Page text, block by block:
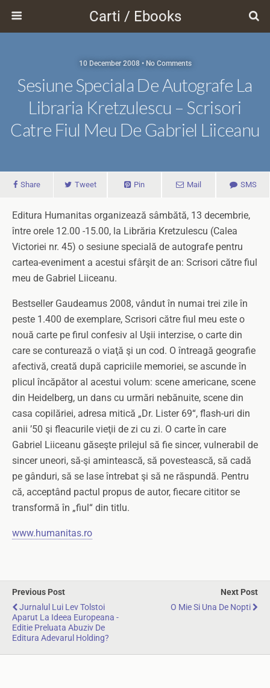
Carti / Ebooks
10 December 2008 • No Comments
Sesiune Speciala De Autografe La
Libraria Kretzulescu – Scrisori
Catre Fiul Meu De Gabriel Liiceanu
Share Tweet Pin Mail SMS
Editura Humanitas organizează sâmbătă, 13 decembrie,
între orele 12.00 -15.00, la Librăria Kretzulescu (Calea
Victoriei nr. 45) o sesiune specială de autografe pentru
cartea-eveniment a acestui sfârşit de an: Scrisori către fiul
meu de Gabriel Liiceanu.
Bestseller Gaudeamus 2008, vândut în numai trei zile în
peste 1.400 de exemplare, Scrisori către fiul meu este o
nouă carte pe firul confesiv al Uşii interzise, o carte din
care se conturează o viaţă şi un cod. O întreagă geografie
afectivă, creată după capriciile memoriei, se ascunde în
plicul încăpător al acestui volum: scene americane, scene
din Heidelberg, un dans cu urmări nebănuite, scene din
casa copilăriei, adresa mitică „Dr. Lister 69“, flash-uri din
anii ’50 şi fleacurile vieţii de zi cu zi. O carte în care
Gabriel Liiceanu găseşte prilejul să fie sincer, vulnerabil de
sincer uneori, să-şi amintească, să povestească, să cadă
pe gânduri, să se lase întrebat şi să ne răspundă. Pentru
că, acceptând pactul propus de autor, fiecare cititor se
transformă în „fiul“ din titlu.
www.humanitas.ro
Previous Post
Jurnalul Lui Lev Tolstoi
Aparut La Ideea Europeana -
Editie Preluata Abuziv De
Editura Adevarul Holding?
Next Post
O Mie Si Una De Nopti